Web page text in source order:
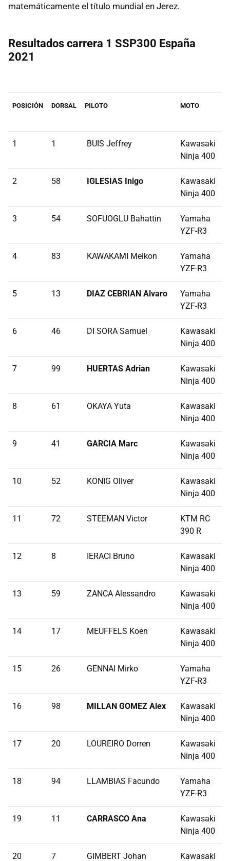
matemáticamente el título mundial en Jerez.
Resultados carrera 1 SSP300 España
2021
POSICIÓN DORSAL PILOTO MOTO
1 1 BUIS Jeffrey
Kawasaki
Ninja 400
2 58 IGLESIAS Inigo
Kawasaki
Ninja 400
3 54 SOFUOGLU Bahattin
Yamaha
YZF-R3
4 83 KAWAKAMI Meikon
Yamaha
YZF-R3
5 13 DIAZ CEBRIAN Alvaro
Yamaha
YZF-R3
6 46 DI SORA Samuel
Kawasaki
Ninja 400
7 99 HUERTAS Adrian
Kawasaki
Ninja 400
8 61 OKAYA Yuta
Kawasaki
Ninja 400
9 41 GARCIA Marc
Kawasaki
Ninja 400
10 52 KONIG Oliver
Kawasaki
Ninja 400
11 72 STEEMAN Victor
KTM RC
390 R
12 8 IERACI Bruno
Kawasaki
Ninja 400
13 59 ZANCA Alessandro
Kawasaki
Ninja 400
14 17 MEUFFELS Koen
Kawasaki
Ninja 400
15 26 GENNAI Mirko
Yamaha
YZF-R3
16 98 MILLAN GOMEZ Alex
Kawasaki
Ninja 400
17 20 LOUREIRO Dorren
Kawasaki
Ninja 400
18 94 LLAMBIAS Facundo
Yamaha
YZF-R3
19 11 CARRASCO Ana
Kawasaki
Ninja 400
20 7 GIMBERT Johan Kawasaki